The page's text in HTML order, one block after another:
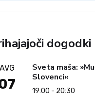
dogodki
Sveta maša:
Slovenci«
19:00 - 20:30